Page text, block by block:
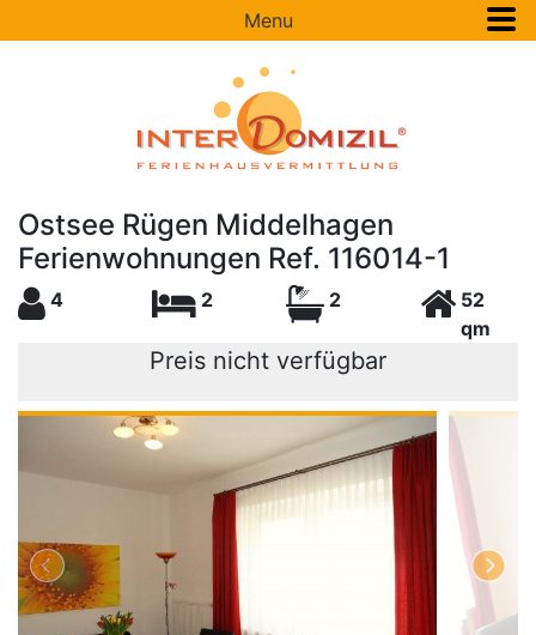
Menu
Ostsee Rügen Middelhagen
Ferienwohnungen Ref. 116014-1
4 2 2
52
qm
Preis nicht verfügbar